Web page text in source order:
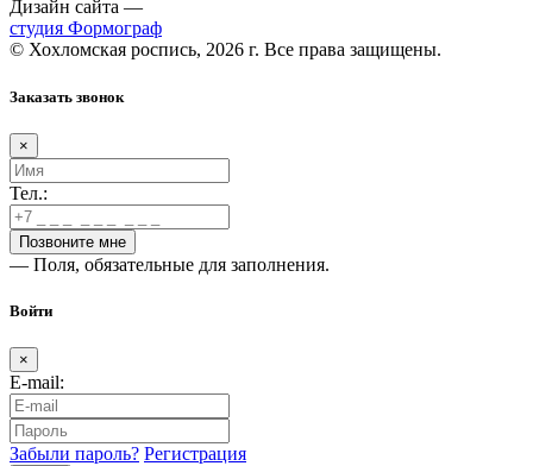
Дизайн сайта —
студия Формограф
© Хохломская роспись, 2026 г. Все права защищены.
Заказать звонок
×
Тел.:
— Поля, обязательные для заполнения.
Войти
×
E-mail:
Забыли пароль? Регистрация